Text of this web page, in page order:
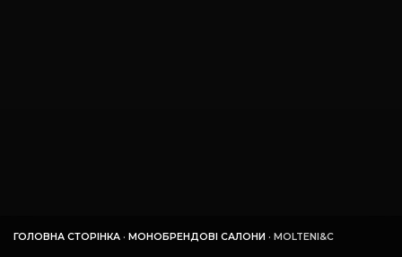
ГОЛОВНА СТОРІНКА · МОНОБРЕНДОВІ САЛОНИ · MOLTENI&C